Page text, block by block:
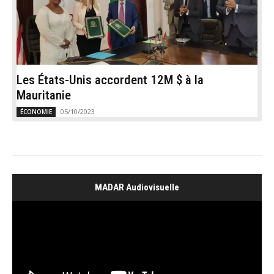
Les États-Unis accordent 12M $ à la
Mauritanie
ÉCONOMIE 05/10/2023
MADAR Audiovisuelle